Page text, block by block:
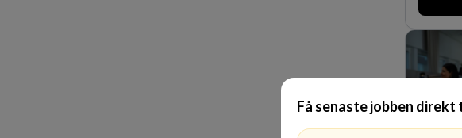
Få senaste jobben direkt
skydda,